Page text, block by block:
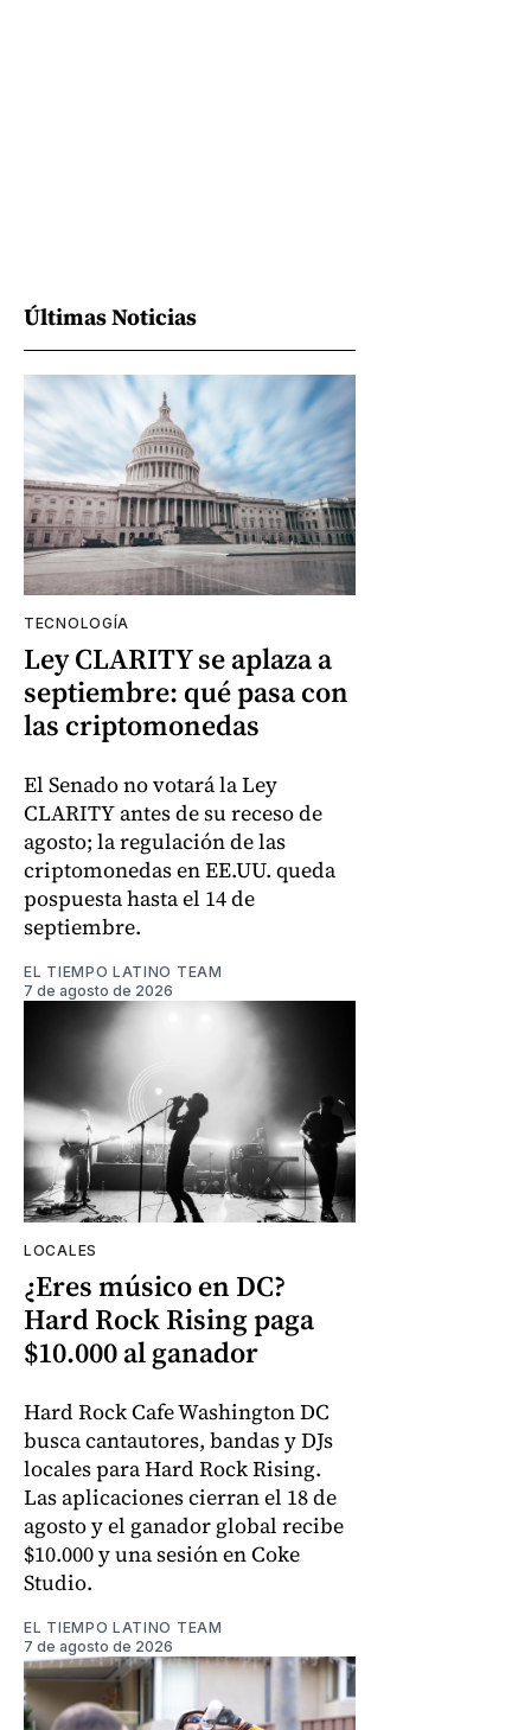
Últimas Noticias
TECNOLOGÍA
Ley CLARITY se aplaza a
septiembre: qué pasa con
las criptomonedas
El Senado no votará la Ley
CLARITY antes de su receso de
agosto; la regulación de las
criptomonedas en EE.UU. queda
pospuesta hasta el 14 de
septiembre.
EL TIEMPO LATINO TEAM
7 de agosto de 2026
LOCALES
¿Eres músico en DC?
Hard Rock Rising paga
$10.000 al ganador
Hard Rock Cafe Washington DC
busca cantautores, bandas y DJs
locales para Hard Rock Rising.
Las aplicaciones cierran el 18 de
agosto y el ganador global recibe
$10.000 y una sesión en Coke
Studio.
EL TIEMPO LATINO TEAM
7 de agosto de 2026